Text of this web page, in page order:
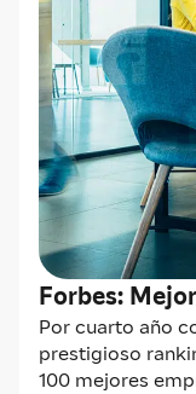
Forbes:
Por cuarto año
prestigioso
100 mejores